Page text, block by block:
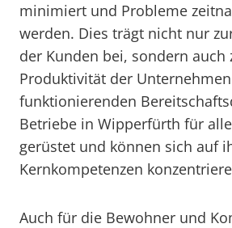
minimiert und Probleme
werden. Dies trägt nicht nur
der Kunden bei, sondern auch
Produktivität der
funktionierenden
Betriebe in Wipperfürth für
gerüstet und können sich auf
Kernkompetenzen
Auch für die Bewohner und